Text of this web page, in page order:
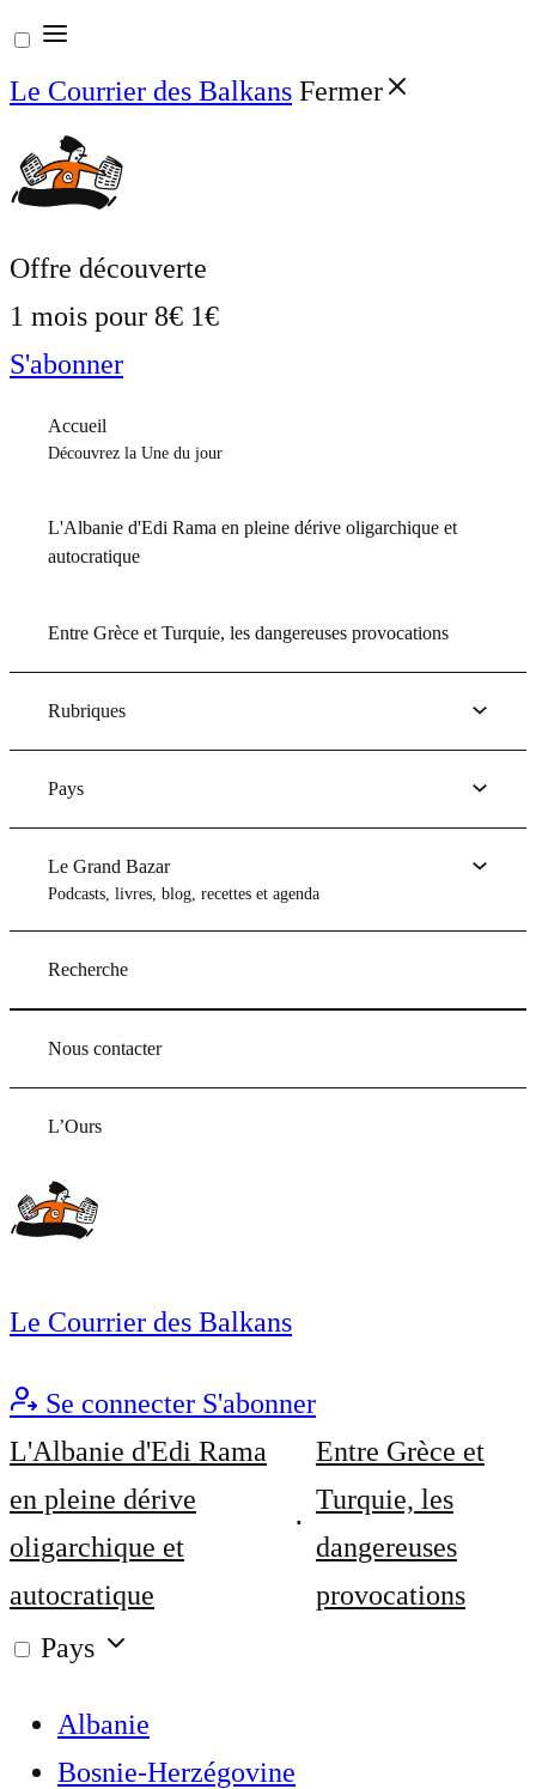
Aller
au
contenu
Le Courrier des Balkans Fermer
Offre découverte
1 mois pour 8€ 1€
S'abonner
Accueil
Découvrez la Une du jour
L'Albanie d'Edi Rama en pleine dérive oligarchique et
autocratique
Entre Grèce et Turquie, les dangereuses provocations
Rubriques
Pays
Le Grand Bazar
Podcasts, livres, blog, recettes et agenda
Recherche
Nous contacter
L’Ours
Le Courrier des Balkans
Se connecter S'abonner
L'Albanie d'Edi Rama
en pleine dérive
oligarchique et
autocratique
Entre Grèce et
Turquie, les
dangereuses
provocations
Pays
Albanie
Bosnie-Herzégovine